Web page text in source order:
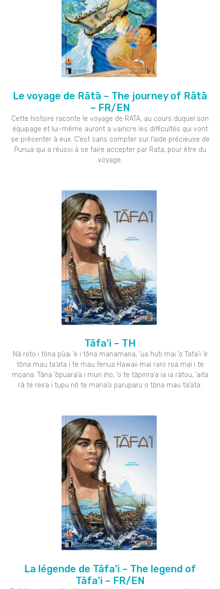
Le voyage de Rātā – The journey of Rātā
– FR/EN
Cette histoire raconte le voyage de RATA, au cours duquel son
équipage et lui-même auront a vaincre les difficultés qui vont
se présenter à eux. C’est sans compter sur l’aide précieuse de
Punua qui a réussi à se faire accepter par Rata, pour être du
voyage.
Tāfa’i – TH
Nā roto i tōna pūai ’e i tōna manamana, ’ua huti mai ’o Tafa’i ’e
tōna mau ta’ata i te mau fenua Hawaii mai raro roa mai i te
moana. Tāna ’ōpuara’a i muri iho, ’o te tāpirira’a ïa ia rātou, ’aita
rā te reira i tupu nō te mana’o paruparu o tōna mau ta’ata.
La légende de Tāfa’i – The legend of
Tāfa’i – FR/EN